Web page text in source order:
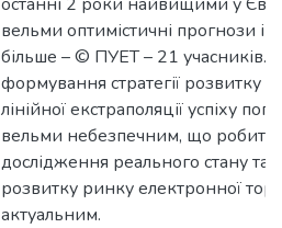
вельми оптимістичні прогнози і
більше – © ПУЕТ – 21 учасників.
формування стратегії розвитку
лінійної екстраполяції успіху
вельми небезпечним, що робить
дослідження реального стану та
розвитку ринку електронної
актуальним.